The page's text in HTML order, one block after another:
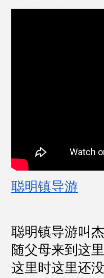
聪明镇导游
聪明镇导游叫
随父母来到这
这里时这里还